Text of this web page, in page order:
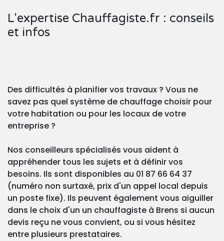
L'expertise Chauffagiste.fr : conseils
et infos
Des difficultés à planifier vos travaux ? Vous ne
savez pas quel système de chauffage choisir pour
votre habitation ou pour les locaux de votre
entreprise ?
Nos conseilleurs spécialisés vous aident à
appréhender tous les sujets et à définir vos
besoins. Ils sont disponibles au 01 87 66 64 37
(numéro non surtaxé, prix d'un appel local depuis
un poste fixe). Ils peuvent également vous aiguiller
dans le choix d'un un chauffagiste à Brens si aucun
devis reçu ne vous convient, ou si vous hésitez
entre plusieurs prestataires.